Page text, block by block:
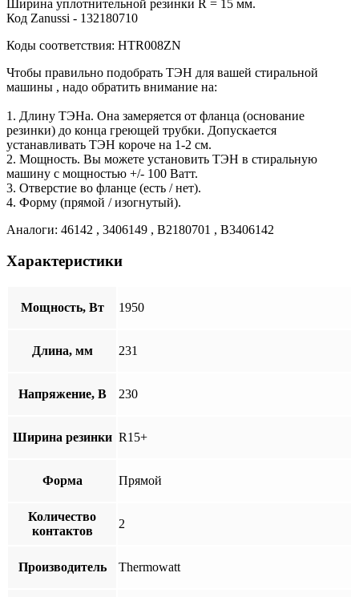
Ширина уплотнительной резинки R = 15 мм.
Код Zanussi - 132180710
Коды соответствия: HTR008ZN
Чтобы правильно подобрать ТЭН для вашей стиральной
машины , надо обратить внимание на:
1. Длину ТЭНа. Она замеряется от фланца (основание
резинки) до конца греющей трубки. Допускается
устанавливать ТЭН короче на 1-2 см.
2. Мощность. Вы можете установить ТЭН в стиральную
машину с мощностью +/- 100 Ватт.
3. Отверстие во фланце (есть / нет).
4. Форму (прямой / изогнутый).
Аналоги: 46142 , 3406149 , B2180701 , B3406142
Характеристики
Мощность, Вт 1950
Длина, мм 231
Напряжение, В 230
Ширина резинки R15+
Форма Прямой
Количество
контактов
2
Производитель Thermowatt